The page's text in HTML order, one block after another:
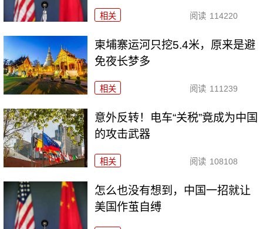
相关 阅读 114220
柬埔寨运河只挖5.4米，原来是避
免夜长梦多
相关 阅读 111239
意外反转！电车“关税”竟成为中国
的攻击武器
相关 阅读 108108
怎么也没有想到，中国一招就让
美国作茧自缚